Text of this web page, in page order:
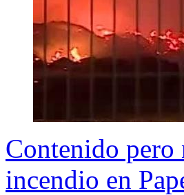
Contenido pero
incendio en